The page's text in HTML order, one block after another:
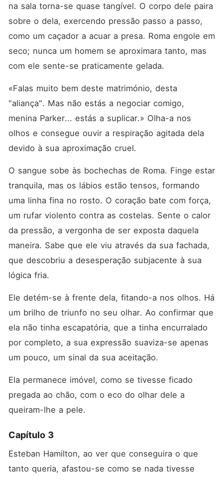
na sala torna-se quase tangível. O corpo dele paira
sobre o dela, exercendo pressão passo a passo,
como um caçador a acuar a presa. Roma engole em
seco; nunca um homem se aproximara tanto, mas
com ele sente-se praticamente gelada.
«Falas muito bem deste matrimónio, desta
"aliança". Mas não estás a negociar comigo,
menina Parker... estás a suplicar.» Olha-a nos
olhos e consegue ouvir a respiração agitada dela
devido à sua aproximação cruel.
O sangue sobe às bochechas de Roma. Finge estar
tranquila, mas os lábios estão tensos, formando
uma linha fina no rosto. O coração bate com força,
um rufar violento contra as costelas. Sente o calor
da pressão, a vergonha de ser exposta daquela
maneira. Sabe que ele viu através da sua fachada,
que descobriu a desesperação subjacente à sua
lógica fria.
Ele detém-se à frente dela, fitando-a nos olhos. Há
um brilho de triunfo no seu olhar. Ao confirmar que
ela não tinha escapatória, que a tinha encurralado
por completo, a sua expressão suaviza-se apenas
um pouco, um sinal da sua aceitação.
Ela permanece imóvel, como se tivesse ficado
pregada ao chão, com o eco do olhar dele a
queiram-lhe a pele.
Capítulo 3
Esteban Hamilton, ao ver que conseguira o que
tanto queria, afastou-se como se nada tivesse